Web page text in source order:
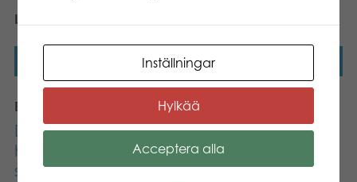
Lumo House Mushroom
Baby Blanket Sloth Sanna
Den här produkten
har utgått ur vårt
sortiment.
Lumo Dino T-Rex classic
Inställningar
Hylkää
Acceptera alla